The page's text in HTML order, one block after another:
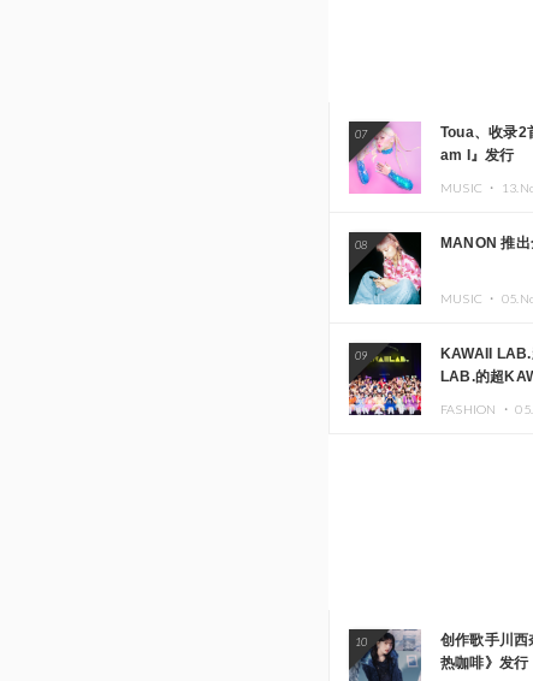
07
Toua、收录2
am I』发行
MUSIC ・
08 MANON 推出
MUSIC ・
09
KAWAII LAB.
LAB.的超
FASHION ・
10
创作歌手川西
热咖啡》发行